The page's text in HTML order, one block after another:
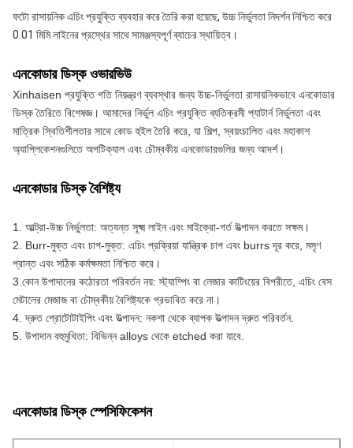
ফটো রাসায়নিক এচিং প্রযুক্তি ব্যবহার করে তৈরি করা হয়েছে, উচ্চ নির্ভুলতা নিদর্শন নিশ্চিত করে
0.01 মিমি লাইনের প্রস্থের সাথে সামঞ্জস্যপূর্ণ ব্যাচের স্থায়িত্ব।
এনকোডার ডিস্ক ওভারভিউ
Xinhaisen প্রযুক্তি গতি নিয়ন্ত্রণ ব্যবস্থার জন্য উচ্চ-নির্ভুলতা রাসায়নিকভাবে এনকোডার
ডিস্ক তৈরিতে বিশেষজ্ঞ। আমাদের নির্ভুল এচিং প্রযুক্তি ব্যতিক্রমী প্যাটার্ন নির্ভুলতা এবং
মাত্রিক স্থিতিশীলতার সাথে কোড হুইল তৈরি করে, যা শিল্প, স্বয়ংচালিত এবং মহাকাশ
অ্যাপ্লিকেশনগুলিতে অপটিক্যাল এবং চৌম্বকীয় এনকোডারগুলির জন্য আদর্শ।
এনকোডার ডিস্ক বৈশিষ্ট্য
1. আল্ট্রা-উচ্চ নির্ভুলতা: অত্যন্ত সূক্ষ্ম লাইন এবং মাইক্রো-গর্ত উত্পাদন করতে সক্ষম।
2. Burr-মুক্ত এবং চাপ-মুক্ত: এচিং প্রক্রিয়া যান্ত্রিক চাপ এবং burrs দূর করে, মসৃণ
প্রান্ত এবং সঠিক কর্মক্ষমতা নিশ্চিত করে।
3.কোন উপাদানের কঠোরতা পরিবর্তন নয়: স্ট্যাম্পিং বা লেজার কাটিংয়ের বিপরীতে, এচিং বেস
মেটালের মেজাজ বা চৌম্বকীয় বৈশিষ্ট্যকে প্রভাবিত করে না।
4. দ্রুত প্রোটোটাইপিং এবং উত্পাদন: নকশা থেকে ব্যাপক উত্পাদন দ্রুত পরিবর্তন.
5. উপাদান বহুমুখিতা: বিভিন্ন alloys থেকে etched করা যাবে.
এনকোডার ডিস্ক স্পেসিফিকেশন